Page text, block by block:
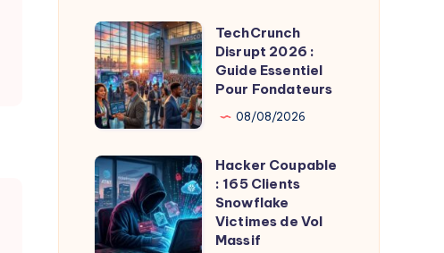
les
Robotaxis
TechCrunch
Disrupt
2026
:
Guide
Essentiel
Pour
Fondateurs
TechCrunch
Disrupt 2026 :
Guide Essentiel
Pour Fondateurs
08/08/2026
Hacker
Coupable
:
165
Hacker Coupable
: 165 Clients
Snowflake
Victimes de Vol
Massif